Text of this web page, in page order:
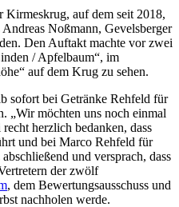
Kirmeskrug, auf dem seit 2018,
Noßmann, Gevelsberger
Den Auftakt machte vor zwei
/ Apfelbaum“, im
auf dem Krug zu sehen.
sofort bei Getränke Rehfeld für
„Wir möchten uns noch einmal
herzlich bedanken, dass
und bei Marco Rehfeld für
und versprach, dass
der zwölf
, dem Bewertungsausschuss und
nachholen werde.